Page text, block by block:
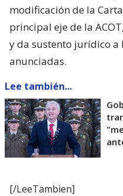
modificación de la
principal eje de la
y da sustento jurídico
anunciadas.
Lee también...
[/LeeTambien]